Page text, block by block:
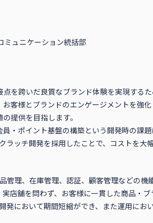
ュニケーション統括部
を跨いだ良質なブランド体験を実現する
客様とブランドのエンゲージメントを強
提供を目指します。
・ポイント基盤の構築という開発時の課
ッチ開発を採用したことで、コストを大
管理、在庫管理、認証、顧客管理などの
店舗を問わず、お客様に一貫した商品・
において期間短縮ができ、また運用に